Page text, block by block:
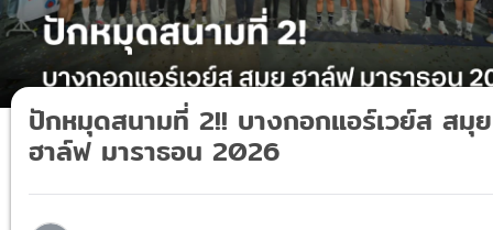
ปักหมุดสนามที่ 2!! บางกอกแอร์เวย์ส สมุย
ฮาล์ฟ มาราธอน 2026